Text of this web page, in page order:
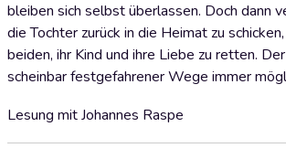
bleiben sich selbst überlassen. Doch dann
die Tochter zurück in die Heimat zu
beiden, ihr Kind und ihre Liebe zu retten.
scheinbar festgefahrener Wege immer
Lesung mit Johannes Raspe